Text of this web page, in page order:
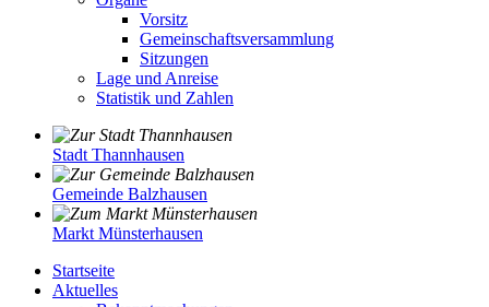
Vorsitz
Gemeinschaftsversammlung
Sitzungen
Lage und Anreise
Statistik und Zahlen
Stadt Thannhausen
Gemeinde Balzhausen
Markt Münsterhausen
Startseite
Aktuelles